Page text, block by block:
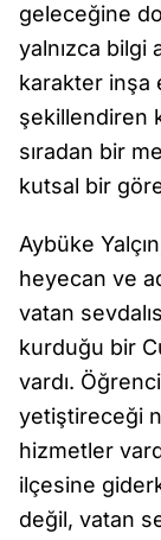
geleceğine
yalnızca bilgi
karakter inşa
şekillendiren
sıradan bir
kutsal bir
Aybüke
heyecan ve
vatan
kurduğu bir
vardı.
yetiştireceği
hizmetler
ilçesine
değil, vatan